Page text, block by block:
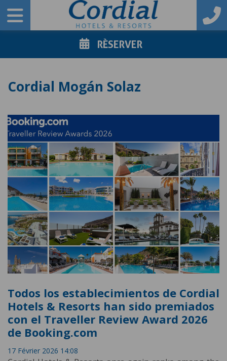
RÈSERVER
Cordial Mogán Solaz
Todos los establecimientos de Cordial
Hotels & Resorts han sido premiados
con el Traveller Review Award 2026
de Booking.com
17 Février 2026 14:08